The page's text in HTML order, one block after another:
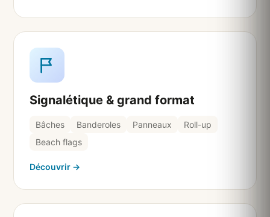
Signalétique & grand format
Bâches Banderoles Panneaux
Roll-up
Beach flags
Découvrir →